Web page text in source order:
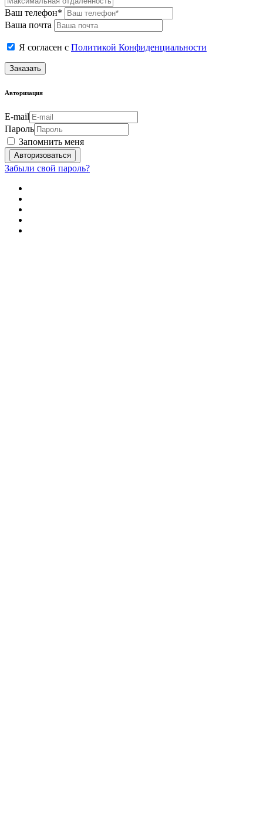
Ваш телефон*
Ваша почта
Я согласен с Политикой Конфиденциальности
Заказать
Авторизация
E-mail
Пароль
Запомнить меня
Забыли свой пароль?